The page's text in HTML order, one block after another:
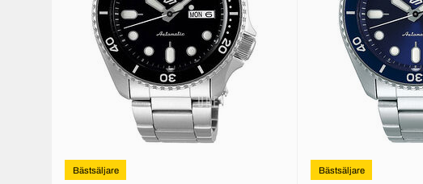
Bästsäljare Bästsäljare